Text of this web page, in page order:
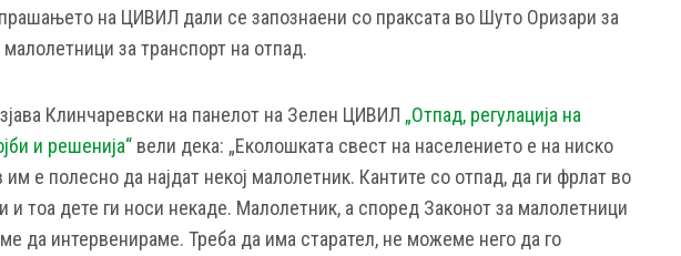
на ЦИВИЛ дали се запознаени со праксата во Шуто Оризари за
за транспорт на отпад.
Клинчаревски на панелот на Зелен ЦИВИЛ „Отпад, регулација на
и решенија“ вели дека: „Еколошката свест на населението е на ниско
е полесно да најдат некој малолетник. Кантите со отпад, да ги фрлат во
и тоа дете ги носи некаде. Малолетник, а според Законот за малолетници
да интервенираме. Треба да има старател, не можеме него да го